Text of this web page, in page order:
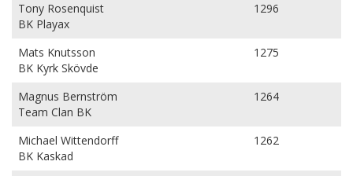
Tony Rosenquist
BK Playax
1296
Mats Knutsson
BK Kyrk Skövde
1275
Magnus Bernström
Team Clan BK
1264
Michael Wittendorff
BK Kaskad
1262